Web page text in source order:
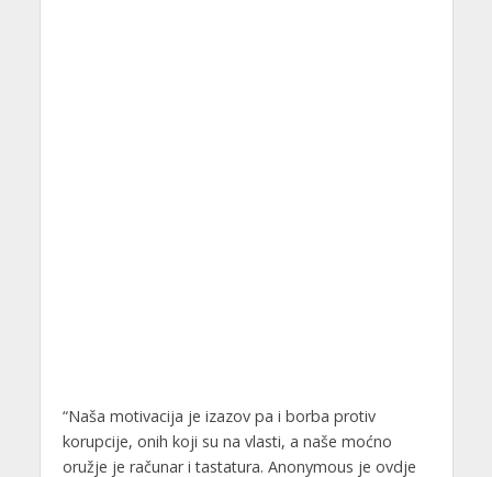
“Naša motivacija je izazov pa i borba protiv
korupcije, onih koji su na vlasti, a naše moćno
oružje je računar i tastatura. Anonymous je ovdje